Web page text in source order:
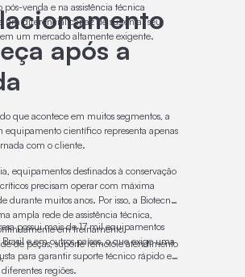
pós-venda e na assistência técnica
um diferencial capaz de sustentar seu
um mercado altamente exigente.
após a
que acontece em muitos segmentos, a
equipamento científico representa apenas
com o cliente.
equipamentos destinados à conservação
precisam operar com máxima
durante muitos anos. Por isso, a Biotecno
ampla rede de assistência técnica,
em treinamento,
de peças, suporte remoto e atendimento
possui mais de 17 mil equipamentos
e em outros países, o que exige uma
para garantir suporte técnico rápido e
regiões.